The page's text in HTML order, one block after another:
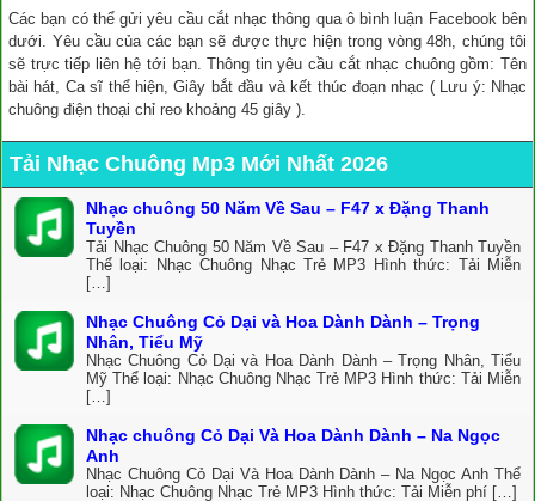
Các bạn có thể gửi yêu cầu cắt nhạc thông qua ô bình luận Facebook bên
dưới. Yêu cầu của các bạn sẽ được thực hiện trong vòng 48h, chúng tôi
sẽ trực tiếp liên hệ tới bạn. Thông tin yêu cầu cắt nhạc chuông gồm: Tên
bài hát, Ca sĩ thể hiện, Giây bắt đầu và kết thúc đoạn nhạc ( Lưu ý: Nhạc
chuông điện thoại chỉ reo khoảng 45 giây ).
Tải Nhạc Chuông Mp3 Mới Nhất 2026
Nhạc chuông 50 Năm Về Sau – F47 x Đặng Thanh
Tuyền
Tải Nhạc Chuông 50 Năm Về Sau – F47 x Đặng Thanh Tuyền
Thể loại: Nhạc Chuông Nhạc Trẻ MP3 Hình thức: Tải Miễn
[…]
Nhạc Chuông Cỏ Dại và Hoa Dành Dành – Trọng
Nhân, Tiểu Mỹ
Nhạc Chuông Cỏ Dại và Hoa Dành Dành – Trọng Nhân, Tiểu
Mỹ Thể loại: Nhạc Chuông Nhạc Trẻ MP3 Hình thức: Tải Miễn
[…]
Nhạc chuông Cỏ Dại Và Hoa Dành Dành – Na Ngọc
Anh
Nhạc Chuông Cỏ Dại Và Hoa Dành Dành – Na Ngọc Anh Thể
loại: Nhạc Chuông Nhạc Trẻ MP3 Hình thức: Tải Miễn phí […]